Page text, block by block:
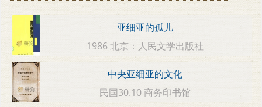
亚细亚的孤儿
1986 北京：人民文学出版社
中央亚细亚的文化
民国30.10 商务印书馆